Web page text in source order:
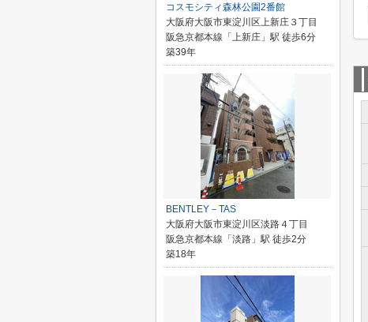
コスモシティ森林公園2番館
大阪府大阪市東淀川区上新庄３丁目
阪急京都本線「上新庄」駅 徒歩6分
築39年
BENTLEY－TAS
大阪府大阪市東淀川区淡路４丁目
阪急京都本線「淡路」駅 徒歩2分
築18年